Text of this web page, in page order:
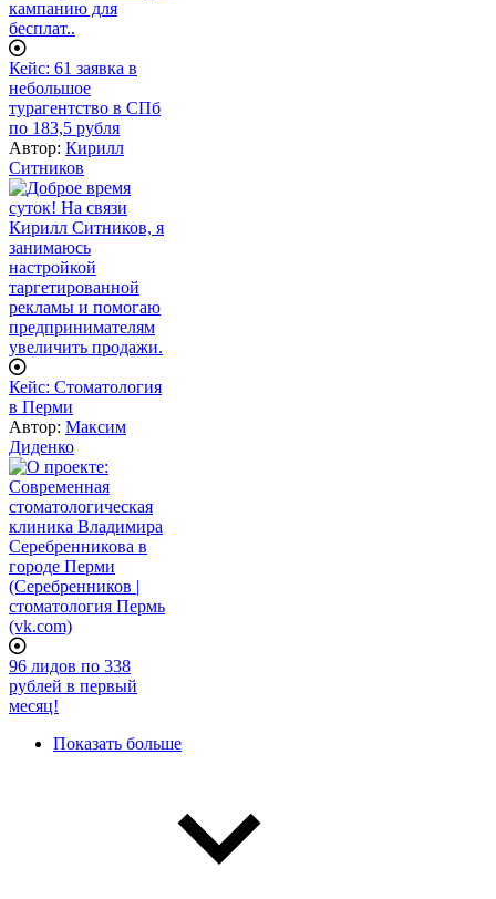
Кейс: 61 заявка в
небольшое
турагентство в СПб
по 183,5 рубля
Автор: Кирилл
Ситников
Кейс: Стоматология
в Перми
Автор: Максим
Диденко
96 лидов по 338
рублей в первый
месяц!
Нумерация
Показать больше